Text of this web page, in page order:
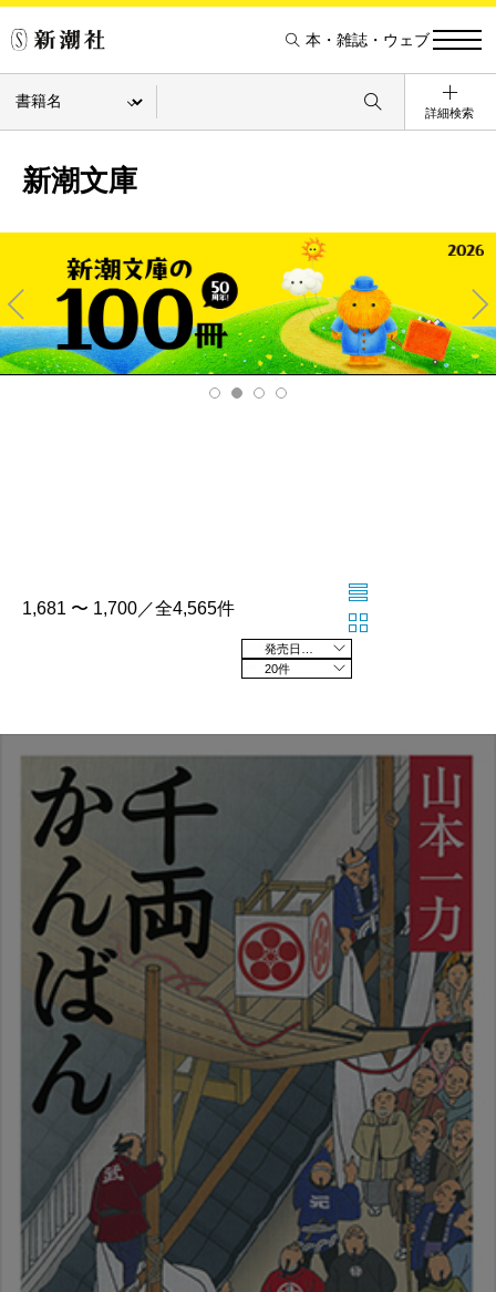
本・雑誌・ウェブ
詳細検索
新潮文庫
Pre
v
Ne
xt
1,681 〜 1,700／全4,565件
20件